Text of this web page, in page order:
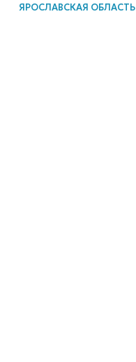
ЯРОСЛАВСКАЯ ОБЛАСТЬ